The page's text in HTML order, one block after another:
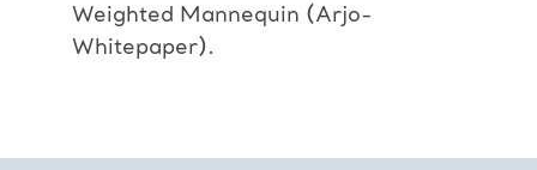
Weighted Mannequin (Arjo-
Whitepaper).